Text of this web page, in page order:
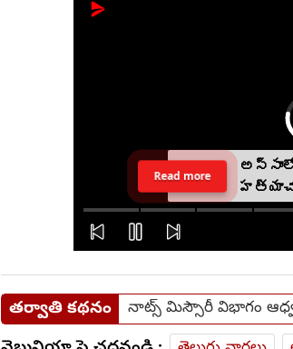
Read more
తర్వాతి కథనం నాట్స్ మిస్సౌరీ విభాగం